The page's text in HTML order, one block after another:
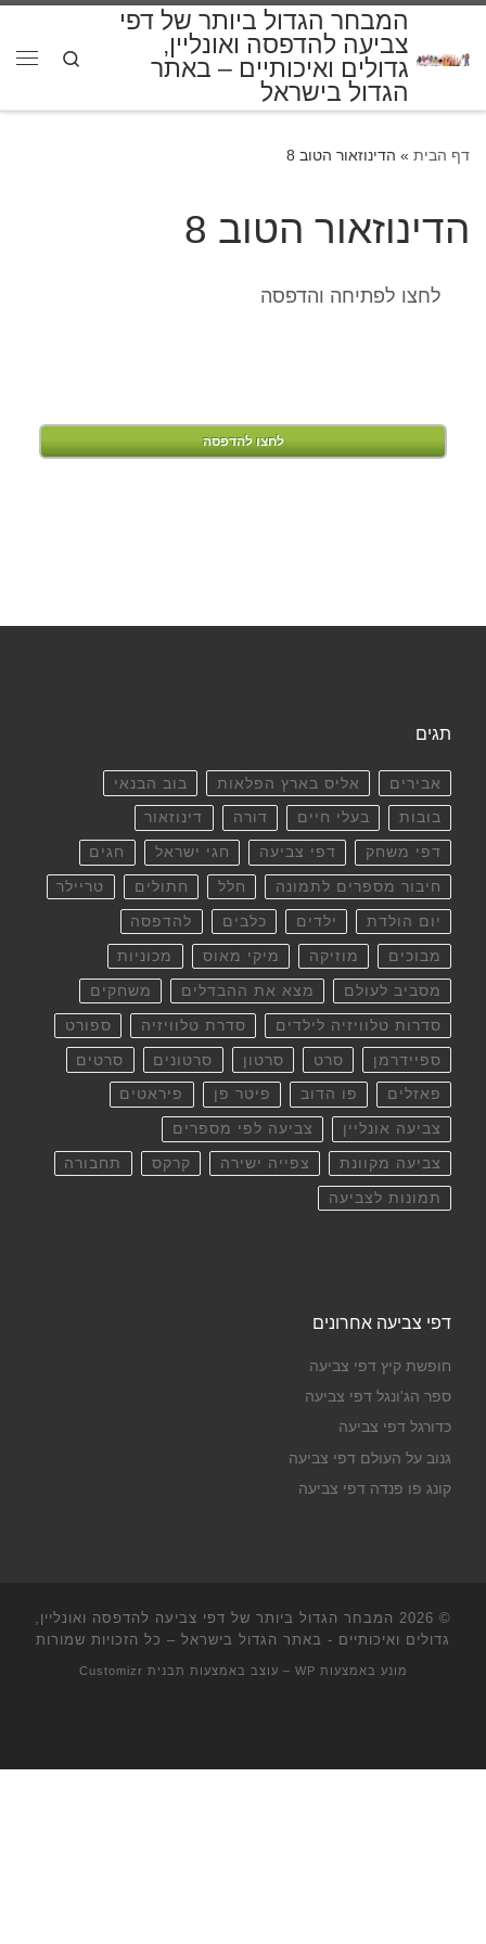
המבחר הגדול ביותר של דפי
צביעה להדפסה ואונליין,
גדולים ואיכותיים – באתר
הגדול בישראל
Search
דף הבית » הדינוזאור הטוב 8
הדינוזאור הטוב 8
לחצו לפתיחה והדפסה
לחצו להדפסה
תגים
אבירים אליס בארץ הפלאות בוב הבנאי
בובות בעלי חיים דורה דינוזאור
דפי משחק דפי צביעה חגי ישראל חגים
חיבור מספרים לתמונה חלל חתולים טריילר
יום הולדת ילדים כלבים להדפסה
מבוכים מוזיקה מיקי מאוס מכוניות
מסביב לעולם מצא את ההבדלים משחקים
סדרות טלוויזיה לילדים סדרת טלוויזיה ספורט
ספיידרמן סרט סרטון סרטונים סרטים
פאזלים פו הדוב פיטר פן פיראטים
צביעה אונליין צביעה לפי מספרים
צביעה מקוונת צפייה ישירה קרקס תחבורה
תמונות לצביעה
דפי צביעה אחרונים
חופשת קיץ דפי צביעה
ספר הג'ונגל דפי צביעה
כדורגל דפי צביעה
גנוב על העולם דפי צביעה
קונג פו פנדה דפי צביעה
© 2026
המבחר הגדול ביותר של דפי צביעה להדפסה ואונליין,
גדולים ואיכותיים - באתר הגדול בישראל – כל הזכויות שמורות
מונע באמצעות WP – עוצב באמצעות תבנית Customizr